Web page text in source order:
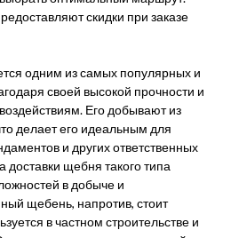
скидки при заказе
одним из самых популярных и
своей высокой прочности и
Его добывают из
делает его идеальным для
и других ответственных
доставки щебня такого типа
в добыче и
щебень, напротив, стоит
в частном строительстве и